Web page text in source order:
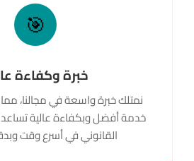
🎯
خبرة وكفاءة
نمتلك خبرة واسعة في مجالنا،
خدمة أفضل وبكفاءة عالية
القانوني في أسرع وقت